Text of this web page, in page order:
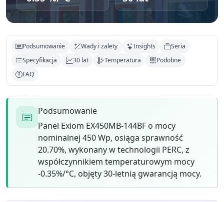
Podsumowanie Wady i zalety Insights
Seria
Specyfikacja
30 lat Temperatura
Podobne
FAQ
Podsumowanie
Panel Exiom EX450MB-144BF o mocy
nominalnej 450 Wp, osiąga sprawność
20.70%, wykonany w technologii PERC, z
współczynnikiem temperaturowym mocy
-0.35%/°C, objęty 30-letnią gwarancją mocy.